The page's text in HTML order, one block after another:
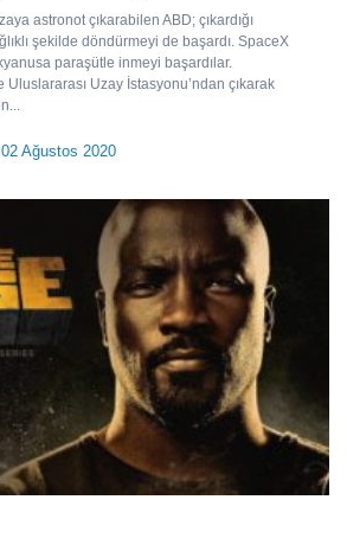
astronot çıkarabilen ABD; çıkardığı
şekilde döndürmeyi de başardı. SpaceX
paraşütle inmeyi başardılar.
Uzay İstasyonu’ndan çıkarak
Ağustos 2020